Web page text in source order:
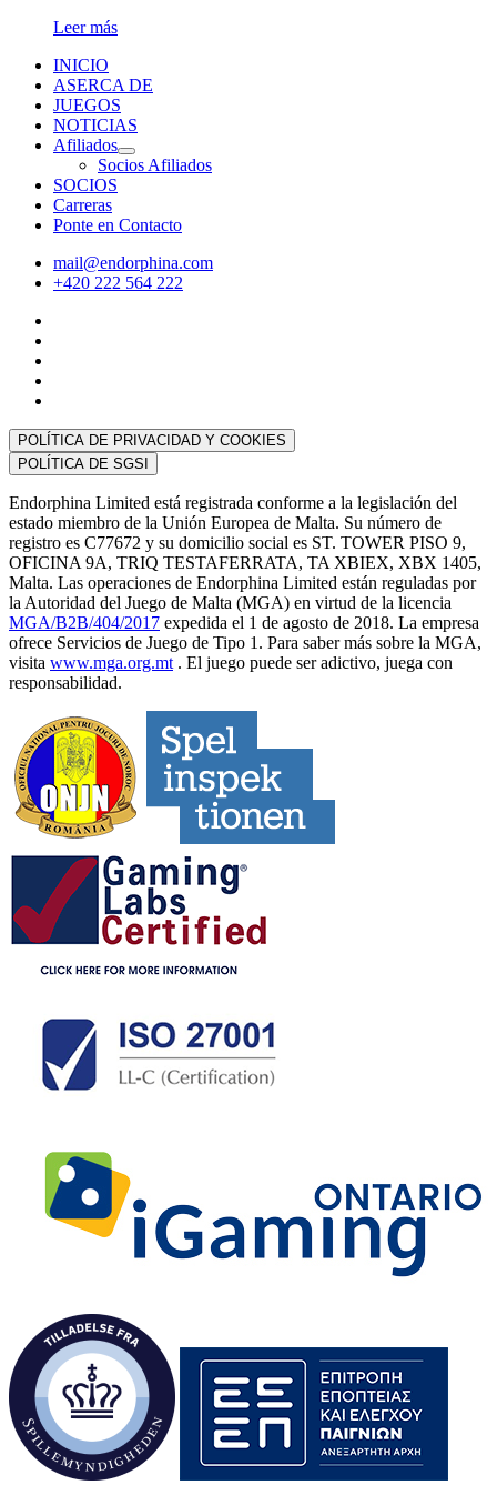
Leer más
INICIO
ASERCA DE
JUEGOS
NOTICIAS
Afiliados
Socios Afiliados
SOCIOS
Carreras
Ponte en Contacto
mail@endorphina.com
+420 222 564 222
POLÍTICA DE PRIVACIDAD Y COOKIES
POLÍTICA DE SGSI
Endorphina Limited está registrada conforme a la legislación del
estado miembro de la Unión Europea de Malta. Su número de
registro es C77672 y su domicilio social es ST. TOWER PISO 9,
OFICINA 9A, TRIQ TESTAFERRATA, TA XBIEX, XBX 1405,
Malta. Las operaciones de Endorphina Limited están reguladas por
la Autoridad del Juego de Malta (MGA) en virtud de la licencia
MGA/B2B/404/2017 expedida el 1 de agosto de 2018. La empresa
ofrece Servicios de Juego de Tipo 1. Para saber más sobre la MGA,
visita www.mga.org.mt . El juego puede ser adictivo, juega con
responsabilidad.